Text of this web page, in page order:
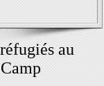
au